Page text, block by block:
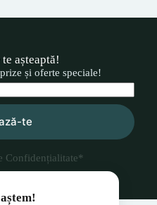
așteaptă!
și oferte speciale!
te
Confidențialitate*